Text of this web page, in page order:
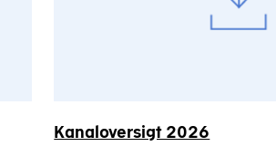
Kanaloversigt 2026